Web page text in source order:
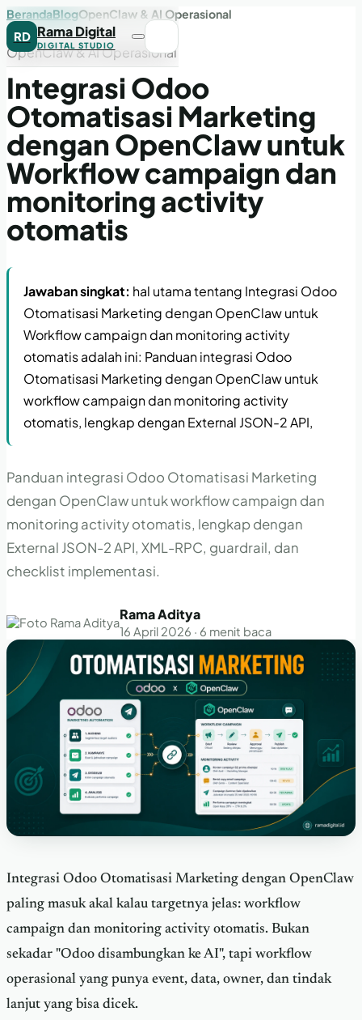
RD Rama Digital
DIGITAL STUDIO
BerandaBlogOpenClaw & AI Operasional
OpenClaw & AI Operasional
Integrasi Odoo
Otomatisasi Marketing
dengan OpenClaw untuk
Workflow campaign dan
monitoring activity
otomatis
Jawaban singkat: hal utama tentang Integrasi Odoo
Otomatisasi Marketing dengan OpenClaw untuk
Workflow campaign dan monitoring activity
otomatis adalah ini: Panduan integrasi Odoo
Otomatisasi Marketing dengan OpenClaw untuk
workflow campaign dan monitoring activity
otomatis, lengkap dengan External JSON-2 API,
Panduan integrasi Odoo Otomatisasi Marketing
dengan OpenClaw untuk workflow campaign dan
monitoring activity otomatis, lengkap dengan
External JSON-2 API, XML-RPC, guardrail, dan
checklist implementasi.
Rama Aditya
16 April 2026 · 6 menit baca
Integrasi Odoo Otomatisasi Marketing dengan OpenClaw
paling masuk akal kalau targetnya jelas: workflow
campaign dan monitoring activity otomatis. Bukan
sekadar "Odoo disambungkan ke AI", tapi workflow
operasional yang punya event, data, owner, dan tindak
lanjut yang bisa dicek.